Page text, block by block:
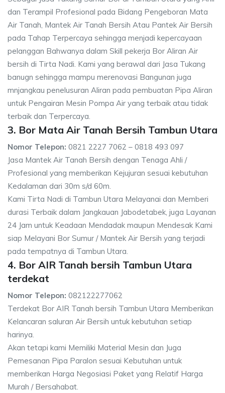
dan Terampil Profesional pada Bidang Pengeboran Mata
Air Tanah, Mantek Air Tanah Bersih Atau Pantek Air Bersih
pada Tahap Terpercaya sehingga menjadi kepercayaan
pelanggan Bahwanya dalam Skill pekerja Bor Aliran Air
bersih di Tirta Nadi. Kami yang berawal dari Jasa Tukang
banugn sehingga mampu merenovasi Bangunan juga
mnjangkau penelusuran Aliran pada pembuatan Pipa Aliran
untuk Pengairan Mesin Pompa Air yang terbaik atau tidak
terbaik dan Terpercaya.
3. Bor Mata Air Tanah Bersih Tambun Utara
Nomor Telepon: 0821 2227 7062 – 0818 493 097
Jasa Mantek Air Tanah Bersih dengan Tenaga Ahli /
Profesional yang memberikan Kejujuran sesuai kebutuhan
Kedalaman dari 30m s/d 60m.
Kami Tirta Nadi di Tambun Utara Melayanai dan Memberi
durasi Terbaik dalam Jangkauan Jabodetabek, juga Layanan
24 Jam untuk Keadaan Mendadak maupun Mendesak Kami
siap Melayani Bor Sumur / Mantek Air Bersih yang terjadi
pada tempatnya di Tambun Utara.
4. Bor AIR Tanah bersih Tambun Utara
terdekat
Nomor Telepon: 082122277062
Terdekat Bor AIR Tanah bersih Tambun Utara Memberikan
Kelancaran saluran Air Bersih untuk kebutuhan setiap
harinya.
Akan tetapi kami Memiliki Material Mesin dan Juga
Pemesanan Pipa Paralon sesuai Kebutuhan untuk
memberikan Harga Negosiasi Paket yang Relatif Harga
Murah / Bersahabat.